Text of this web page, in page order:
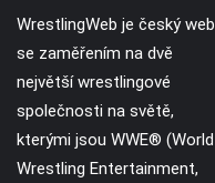
WrestlingWeb je český web
se zaměřením na dvě
největší wrestlingové
společnosti na světě,
kterými jsou WWE® (World
Wrestling Entertainment,